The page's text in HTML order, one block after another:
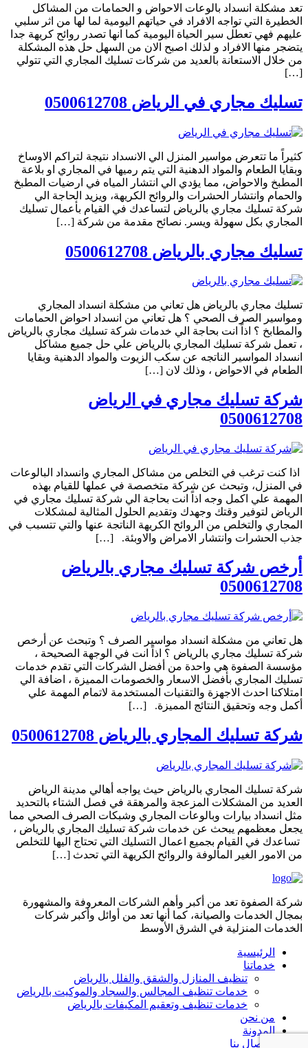
تعد مشكلة انسداد بالوعات الاحواض و الحمامات من المشاكل
الخطيرة التي تواجه الافراد في حياتهم اليومية لما لها من اثر سلبي
عليهم فهي تعطل سير الحياة اليومية كما انها تصدر روائح كريهة جدا
يتضجر منها الافراد و لذلك اصبح الان من السهل حل هذه المشكلة
من خلال الاستعانة بالعديد من شركات تسليك المجاري التي تتولي
[…]
تسليك مجاري في الرياض 0500612708
كثيراً ما تتعرض مواسير المنزل الي الانسداد نتيجة لتراكم الاوساخ
وبقايا الطعام والمواد الدهنية التي يتم رميها في المجاري او بلاعة
المطبخ والاحواض، مما يؤدي الي انتشار المياه في ارضيات المطبخ
والحمام وانتشار الحشرات والروائح الكريهة، ويزيد الحاجة الي
شركة تسليك مجاري بالرياض لتساعدك في القيام بأعمال تسليك
المجاري بكل سهولة ويسر. نصائح مقدمة من شركة […]
تسليك مجاري بالرياض 0500612708
تسليك مجاري بالرياض هل تعاني من مشكلة انسداد المجاري
ومواسير الصرف الصحي ؟ هل تعاني من انسداد احواض الحمامات
والمطابخ ؟ اذاً انت بحاجة الي خدمات شركة تسليك مجاري بالرياض
، تعمل شركة تسليك المجاري بالرياض علي حل جميع مشاكل
انسداد المواسير الناتجه عن سكب الزيوت والمواد الدهنية وبقايا
الطعام في الاحواض ، وذلك لان […]
شركة تسليك مجاري في الرياض
0500612708
اذا كنت ترغب في التخلص من مشاكل المجاري وانسداد البالوعات
في المنزل، وتبحث عن شركة متخصصة في عملها للقيام بهذه
المهمة علي اكمل وجه اذاً انت بحاجة الي شركة تسليك مجاري في
الرياض لتوفير وقتك وجهدك وتقديم الحلول المثالية لمشكلات
المجاري والتخلص من الروائح الكريهة الناتجة عنها والتي تتسبب في
جذب الحشرات وانتشار الامراض والاوبئة. […]
أرخص شركة تسليك مجاري بالرياض
0500612708
هل تعاني من مشكلة انسداد مواسير الصرف ؟ وتبحث عن أرخص
شركة تسليك مجاري بالرياض ؟ اذاً انت في الوجهة الصحيحة ،
مؤسسة الصفوة هي واحدة من أفضل الشركات التي تقدم خدمات
تسليك المجاري بأفضل الاسعار والخصومات المميزة ، اضافة الي
امتلاكنا احدث الاجهزة والتقنيات المستخدمة لاتمام المهمة علي
أكمل وجه وتحقيق النتائج المميزة. […]
شركة تسليك المجاري بالرياض 0500612708
شركة تسليك المجاري بالرياض حيث يواجه أهالي مدينة الرياض
العديد من المشكلات المزعجة والمرهقة في فصل الشتاء بالتحديد
مثل انسداد بيارات وبالوعات المجاري وشبكات الصرف الصحي مما
يجعل معظمهم يبحث عن خدمات شركة تسليك المجاري بالرياض ،
تساعدك في القيام بجميع اعمال التسليك التي تحتاج اليها للتخلص
من الامور الغير المألوفة والروائح الكريهة التي تحدث […]
شركة الصفوة تعد من أكبر وأهم الشركات المعروفة والمشهورة
بمجال الخدمات والصيانة، كما أنها تعد من أوائل وأكبر شركات
الخدمات المنزلية في الشرق الأوسط
الرئيسية
خدماتنا
تنظيف المنازل والشقق والفلل بالرياض
خدمات تنظيف المجالس والسجاد والموكيت بالرياض
خدمات تنظيف وتعقيم المكيفات بالرياض
من نحن
المدونة
الاتصال بنا